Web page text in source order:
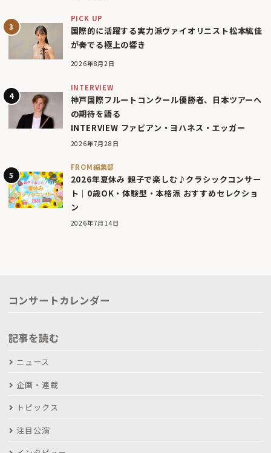
PICK UP
国際的に活躍する実力派ヴァイオリニスト松本紘佳
が奏でる極上の響き
2026年8月2日
INTERVIEW
神戸国際フルートコンクール優勝者、日本ツアーへ
の期待を語る
INTERVIEW ファビアン・ヨハネス・エッガー
2026年7月28日
FROM編集部
2026年夏休み 親子で楽しむ♪クラシックコンサー
ト｜0歳OK・体験型・本格派 おすすめセレクショ
ン
2026年7月14日
コンサートカレンダー
記事を読む
ニュース
企画・連載
トピックス
注目公演